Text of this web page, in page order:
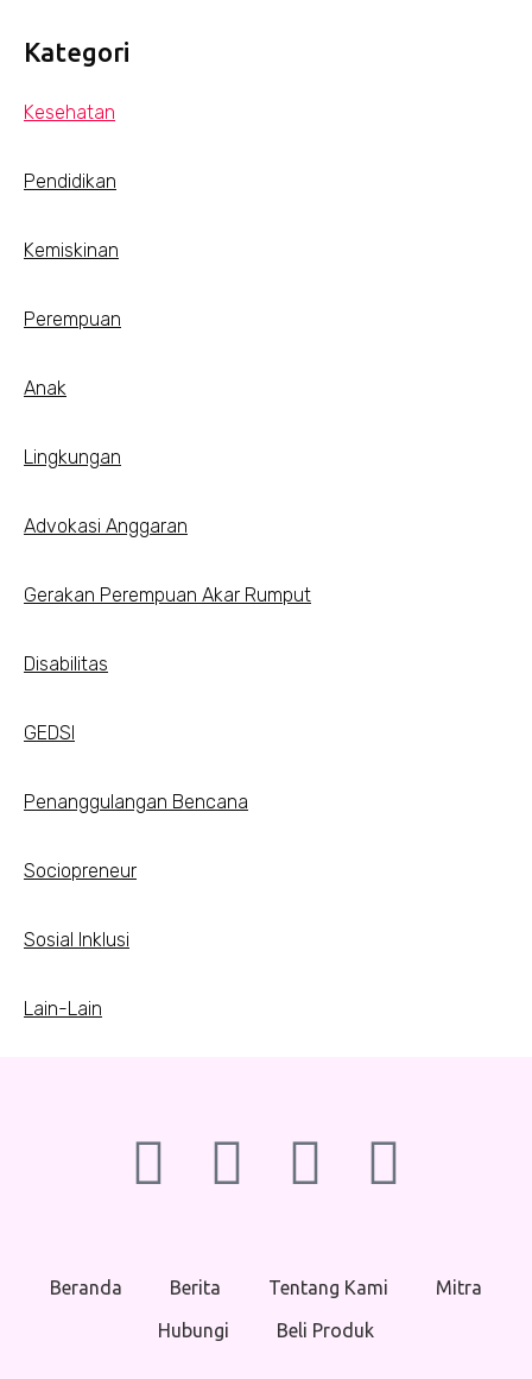
Kategori
Kesehatan
Pendidikan
Kemiskinan
Perempuan
Anak
Lingkungan
Advokasi Anggaran
Gerakan Perempuan Akar Rumput
Disabilitas
GEDSI
Penanggulangan Bencana
Sociopreneur
Sosial Inklusi
Lain-Lain
Beranda Berita Tentang Kami
Mitra
Hubungi
Beli Produk